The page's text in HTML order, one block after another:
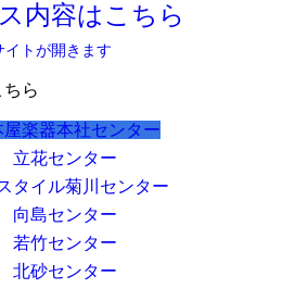
内容はこちら
イトが開きます
ら
屋楽器本社センター
立花センター
タイル菊川センター
向島センター
若竹センター
北砂センター